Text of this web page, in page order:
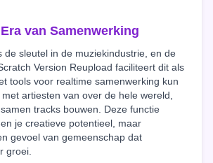
van Samenwerking
de sleutel in de muziekindustrie, en de
Version Reupload faciliteert dit als
tools voor realtime samenwerking kun
artiesten van over de hele wereld,
tracks bouwen. Deze functie
je creatieve potentieel, maar
gevoel van gemeenschap dat
groei.